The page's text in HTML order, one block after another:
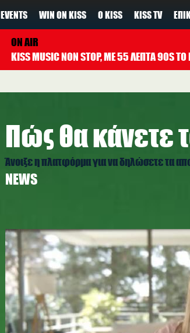
EVENTS WIN ON KISS Ο KISS KISS TV
ON AIR
Πώς θα κάνετε
Άνοιξε η πλατφόρμα για να δηλώσετε τα
NEWS
self_test_solo1.jpg